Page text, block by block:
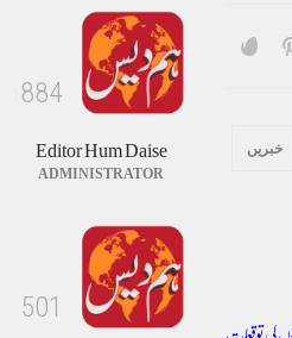
خبریں
خبریں4
8
8
Editor Hum Daise
ADMINISTRATOR
1
0
5